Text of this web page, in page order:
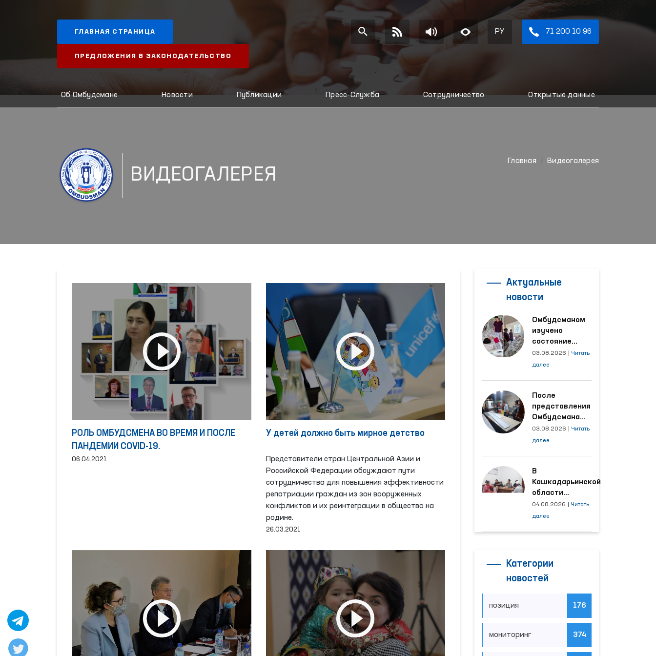
ГЛАВНАЯ СТРАНИЦА
ПРЕДЛОЖЕНИЯ В ЗАКОНОДАТЕЛЬСТВО
РУ 71 200 10 96
Об Омбудсмане Новости Публикации Пресс-Служба Сотрудничество Открытые данные
ВИДЕОГАЛЕРЕЯ
Главная Видеогалерея
РОЛЬ ОМБУДСМЕНА ВО ВРЕМЯ И ПОСЛЕ
ПАНДЕМИИ COVID-19.
06.04.2021
У детей должно быть мирное детство
Представители стран Центральной Азии и
Российской Федерации обсуждают пути
сотрудничества для повышения эффективности
репатриации граждан из зон вооруженных
конфликтов и их реинтеграции в общество на
родине.
26.03.2021
Актуальные
новости
Омбудсманом
изучено
состояние
женщины,
пострадавшей от
области
03.08.2026
Читать
далее
После
представления
Омбудсмана
улучшены
условия на
трудятся
осуждённые
03.08.2026
Читать
далее
В
Кашкадарьинской
области
налажена
адресная работа
обращений
04.08.2026
Читать
далее
Категории
новостей
позиция 176
мониторинг 374